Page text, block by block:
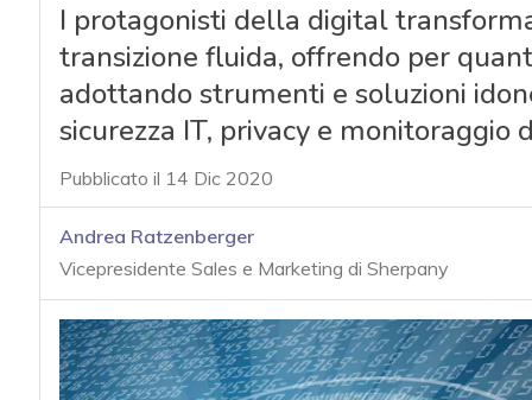
I protagonisti della digital
transizione fluida, offrendo per
adottando strumenti e soluzioni
sicurezza IT, privacy e monitoraggio
Pubblicato il 14 Dic 2020
Andrea Ratzenberger
Vicepresidente Sales e Marketing di Sherpany